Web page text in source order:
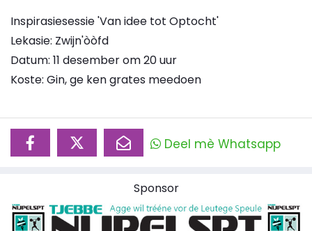
Inspirasiesessie 'Van idee tot Optocht'
Lekasie: Zwijn'òòfd
Datum: 11 desember om 20 uur
Koste: Gin, ge ken grates meedoen
Deel mè Whatsapp
Sponsor